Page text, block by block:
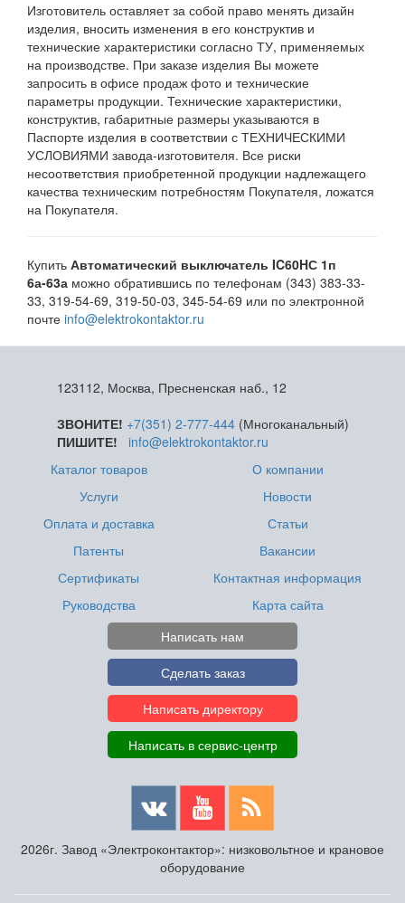
Изготовитель оставляет за собой право менять дизайн
изделия, вносить изменения в его конструктив и
технические характеристики согласно ТУ, применяемых
на производстве. При заказе изделия Вы можете
запросить в офисе продаж фото и технические
параметры продукции. Технические характеристики,
конструктив, габаритные размеры указываются в
Паспорте изделия в соответствии с ТЕХНИЧЕСКИМИ
УСЛОВИЯМИ завода-изготовителя. Все риски
несоответствия приобретенной продукции надлежащего
качества техническим потребностям Покупателя, ложатся
на Покупателя.
Купить Автоматический выключатель IC60HС 1п
6а-63а можно обратившись по телефонам (343) 383-33-
33, 319-54-69, 319-50-03, 345-54-69 или по электронной
почте info@elektrokontaktor.ru
123112, Москва, Пресненская наб., 12
ЗВОНИТЕ! +7(351) 2-777-444(Многоканальный)
ПИШИТЕ!
info@elektrokontaktor.ru
Каталог товаров
Услуги
Оплата и доставка
Патенты
Сертификаты
Руководства
О компании
Новости
Статьи
Вакансии
Контактная информация
Карта сайта
Написать нам
Сделать заказ
Написать директору
Написать в сервис-центр
2026г. Завод «Электроконтактор»: низковольтное и крановое
оборудование